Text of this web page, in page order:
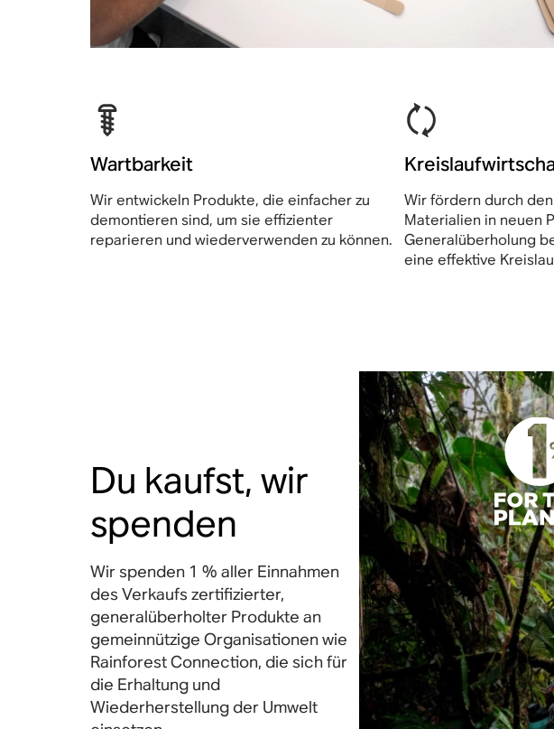
Wartbarkeit
Wir entwickeln Produkte, die einfacher zu
demontieren sind, um sie effizienter
reparieren und wiederverwenden zu können.
Wir fördern durch
Materialien in neuen
Generalüberholung
eine effektive
Du kaufst, wir
spenden
Wir spenden 1 % aller Einnahmen
des Verkaufs zertifizierter,
generalüberholter Produkte an
gemeinnützige Organisationen wie
Rainforest Connection, die sich für
die Erhaltung und
Wiederherstellung der Umwelt